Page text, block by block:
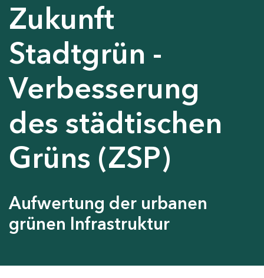
Zukunft
Stadtgrün -
Verbesserung
des städtischen
Grüns (ZSP)
Aufwertung der urbanen
grünen Infrastruktur